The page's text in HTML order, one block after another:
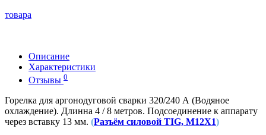
товара
Описание
Характеристики
Отзывы 0
Горелка для аргонодуговой сварки 320/240 А (Водяное
охлаждение). Длинна 4 / 8 метров. Подсоединение к аппарату
через вставку 13 мм. (Разъём силовой TIG, M12X1)